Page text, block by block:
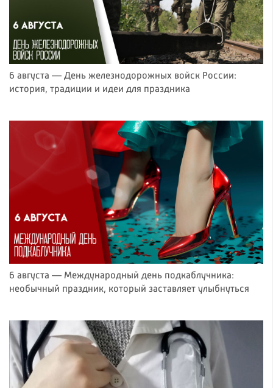
6 августа — День железнодорожных войск России:
история, традиции и идеи для праздника
6 августа — Международный день подкаблучника:
необычный праздник, который заставляет улыбнуться